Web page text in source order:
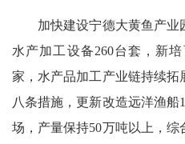
加快建设宁德大黄鱼产业
水产加工设备260台套，新
家，水产品加工产业链持续
八条措施，更新改造远洋渔
场，产量保持50万吨以上，